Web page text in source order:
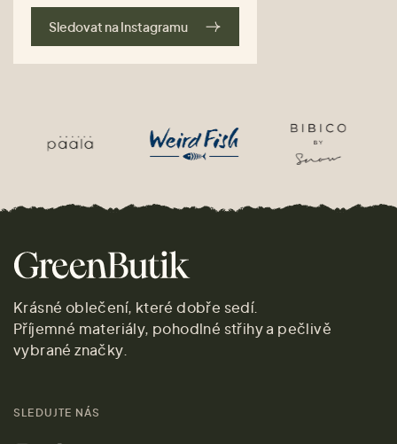
Sledovat na Instagramu
Krásné oblečení, které dobře sedí.
Příjemné materiály, pohodlné střihy a pečlivě
vybrané značky.
SLEDUJTE NÁS